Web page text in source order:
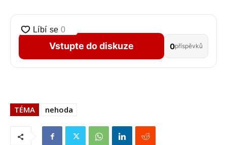
Vstupte do diskuze 0příspěvků
TÉMA nehoda